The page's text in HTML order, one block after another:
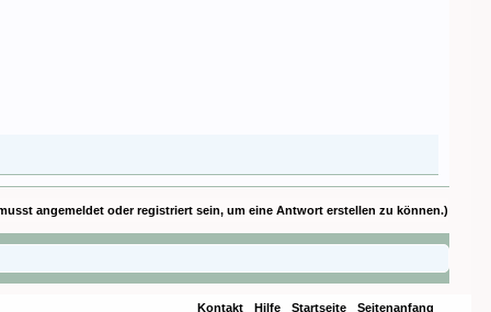
angemeldet oder registriert sein, um eine Antwort erstellen zu können.)
Kontakt Hilfe Startseite Seitenanfang